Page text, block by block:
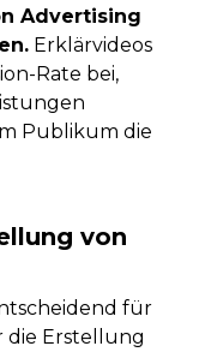
Advertising
Erklärvideos
Rate bei,
Publikum die
von
für
die Erstellung